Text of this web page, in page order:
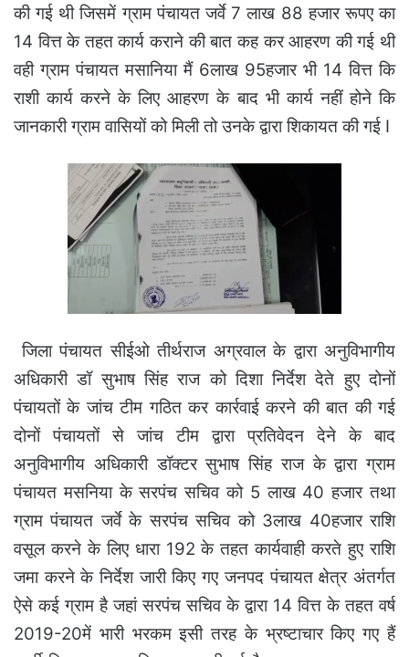
की गई थी जिसमें ग्राम पंचायत जर्वे 7 लाख 88 हजार रूपए का
14 वित्त के तहत कार्य कराने की बात कह कर आहरण की गई थी
वही ग्राम पंचायत मसानिया मैं 6लाख 95हजार भी 14 वित्त कि
राशी कार्य करने के लिए आहरण के बाद भी कार्य नहीं होने कि
जानकारी ग्राम वासियों को मिली तो उनके द्वारा शिकायत की गई I
जिला पंचायत सीईओ तीर्थराज अग्रवाल के द्वारा अनुविभागीय
अधिकारी डॉ सुभाष सिंह राज को दिशा निर्देश देते हुए दोनों
पंचायतों के जांच टीम गठित कर कार्रवाई करने की बात की गई
दोनों पंचायतों से जांच टीम द्वारा प्रतिवेदन देने के बाद
अनुविभागीय अधिकारी डॉक्टर सुभाष सिंह राज के द्वारा ग्राम
पंचायत मसनिया के सरपंच सचिव को 5 लाख 40 हजार तथा
ग्राम पंचायत जर्वे के सरपंच सचिव को 3लाख 40हजार राशि
वसूल करने के लिए धारा 192 के तहत कार्यवाही करते हुए राशि
जमा करने के निर्देश जारी किए गए जनपद पंचायत क्षेत्र अंतर्गत
ऐसे कई ग्राम है जहां सरपंच सचिव के द्वारा 14 वित्त के तहत वर्ष
2019-20में भारी भरकम इसी तरह के भ्रष्टाचार किए गए हैं